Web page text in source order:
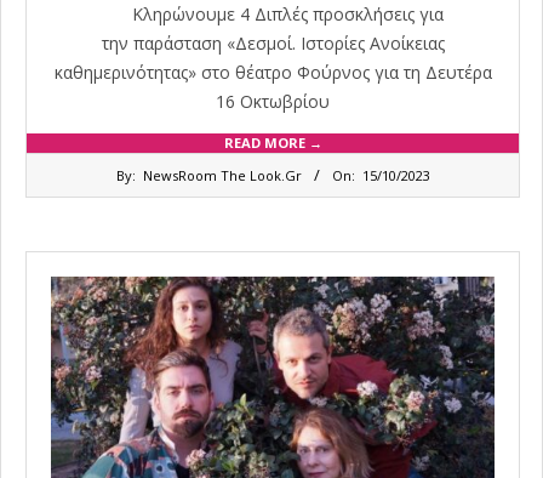
Κληρώνουμε 4 Διπλές προσκλήσεις για
την παράσταση «Δεσμοί. Ιστορίες Ανοίκειας
καθημερινότητας» στο θέατρο Φούρνος για τη Δευτέρα
16 Οκτωβρίου
READ MORE →
By: NewsRoom The Look.Gr On: 15/10/2023